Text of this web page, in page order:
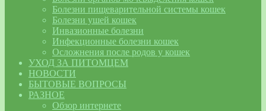
Болезни пищеварительной системы кошек
Болезни ушей кошек
Инвазионные болезни
Инфекционные болезни кошек
Осложнения после родов у кошек
УХОД ЗА ПИТОМЦЕМ
НОВОСТИ
БЫТОВЫЕ ВОПРОСЫ
РАЗНОЕ
Обзор интернете